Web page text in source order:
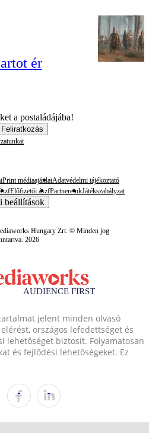
ér
a postaládájába!
Feliratkozás
Print médiaajánlatAdatvédelmi tájékoztató
Előfizetői ászfPartnereinkJátékszabályzat
beállítások
Hungary Zrt. © Minden jog
2026
jelent minden olvasó
országos lefedettséget és
lehetőséget biztosít. Folyamatosan
és fejlődési lehetőségeket. Ez